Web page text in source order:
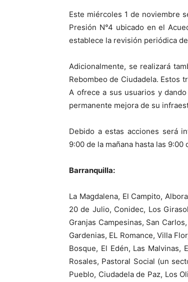
Este miércoles 1 de noviembre
Presión N°4 ubicado en el
establece la revisión periódica
Adicionalmente, se realizará
Rebombeo de Ciudadela. Estos
A ofrece a sus usuarios y
permanente mejora de su
Debido a estas acciones será
9:00 de la mañana hasta las
Barranquilla:
La Magdalena, El Campito,
20 de Julio, Conidec, Los
Granjas Campesinas, San
Gardenias, EL Romance, Villa
Bosque, El Edén, Las Malvinas,
Rosales, Pastoral Social (un
Pueblo, Ciudadela de Paz, Los